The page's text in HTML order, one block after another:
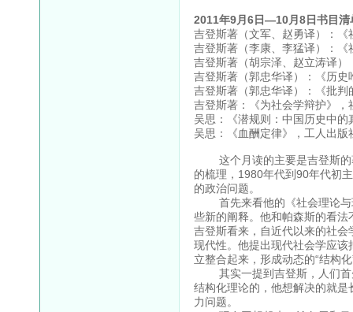
2011年9月6日—10月8日书目清
吉登斯著（文军、赵勇译）：《
吉登斯著（李康、李猛译）：《
吉登斯著（胡宗泽、赵立涛译
吉登斯著（郭忠华译）：《历
吉登斯著（郭忠华译）：《批判
吉登斯著：《为社会学辩护》，
吴思：《潜规则：中国历史中的
吴思：《血酬定律》，工人出版
这个月读的主要是吉登斯的
的梳理，1980年代到90年代初
的政治问题。
首先来看他的《社会理论与
些新的阐释。他和帕森斯的看
吉登斯看来，自近代以来的社会
现代性。他提出现代社会学应该
立整合起来，形成动态的“结构
其实一提到吉登斯，人们首
结构化理论的，他想解决的就是
力问题。